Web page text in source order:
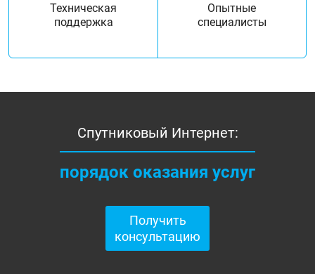
Техническая
поддержка
Опытные
специалисты
Спутниковый Интернет:
порядок оказания услуг
Получить
консультацию